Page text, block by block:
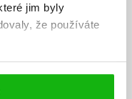
jim byly
že používáte